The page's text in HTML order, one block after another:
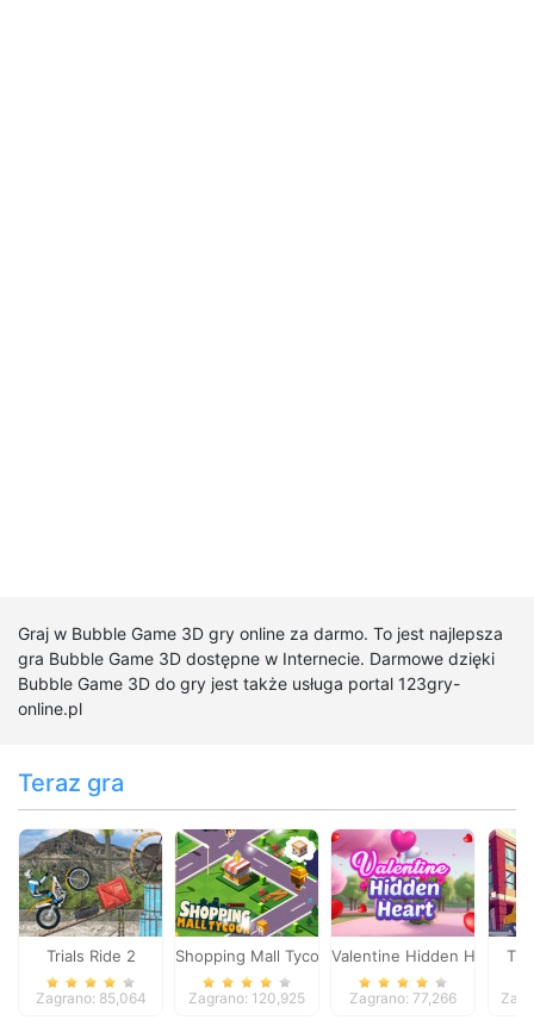
Graj w Bubble Game 3D gry online za darmo. To jest najlepsza
gra Bubble Game 3D dostępne w Internecie. Darmowe dzięki
Bubble Game 3D do gry jest także usługa portal 123gry-
online.pl
Teraz gra
Trials Ride 2
Zagrano: 85,064
Shopping Mall Tycoon
Zagrano: 120,925
Valentine Hidden Heart
Zagrano: 77,266